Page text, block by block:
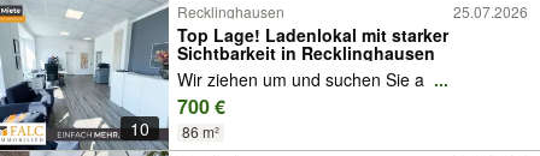
10
Recklinghausen 25.07.2026
Top Lage! Ladenlokal mit starker
Sichtbarkeit in Recklinghausen
Wir ziehen um und suchen Sie a ...
700 €
86 m²